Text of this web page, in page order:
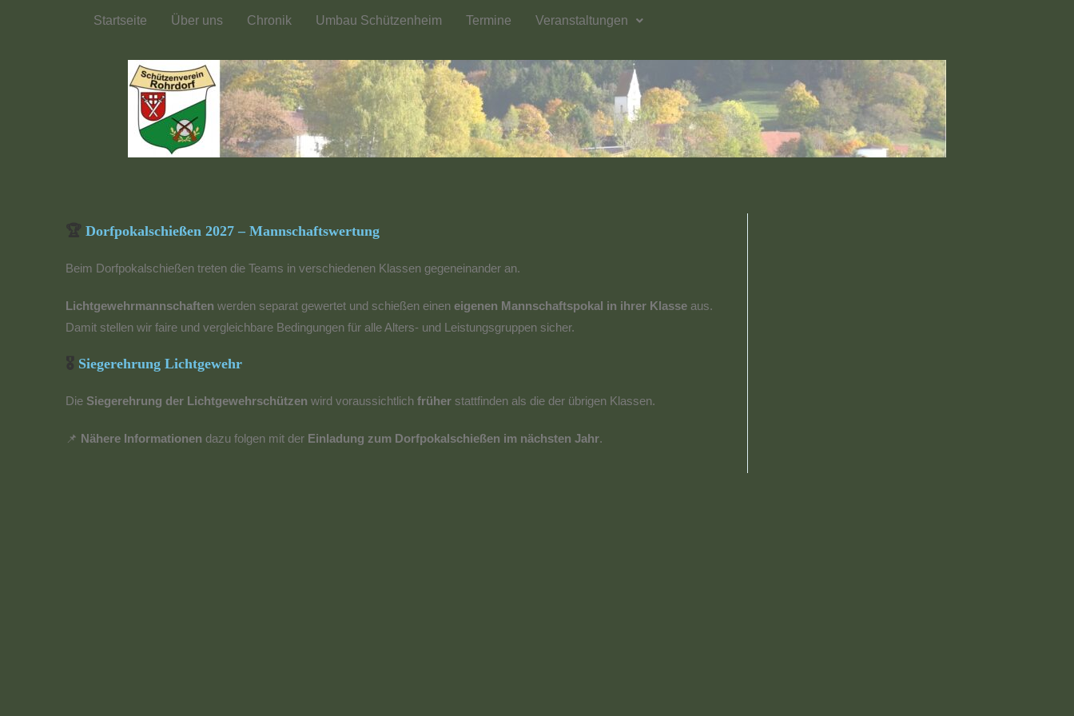
Startseite Über uns Chronik Umbau Schützenheim Termine Veranstaltungen
🏆 Dorfpokalschießen 2027 – Mannschaftswertung
Beim Dorfpokalschießen treten die Teams in verschiedenen Klassen gegeneinander an.
Lichtgewehrmannschaften werden separat gewertet und schießen einen eigenen Mannschaftspokal in ihrer Klasse aus.
Damit stellen wir faire und vergleichbare Bedingungen für alle Alters- und Leistungsgruppen sicher.
🎖 Siegerehrung Lichtgewehr
Die Siegerehrung der Lichtgewehrschützen wird voraussichtlich früher stattfinden als die der übrigen Klassen.
📌 Nähere Informationen dazu folgen mit der Einladung zum Dorfpokalschießen im nächsten Jahr.